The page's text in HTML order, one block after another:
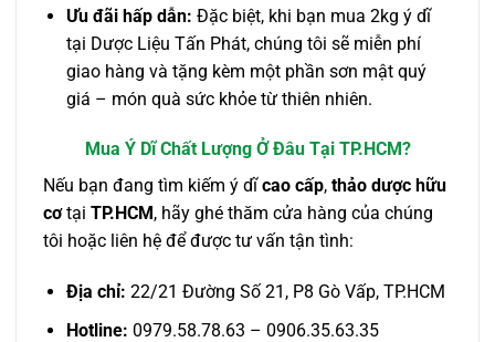
Ưu đãi hấp dẫn: Đặc biệt, khi bạn mua 2kg ý dĩ
tại Dược Liệu Tấn Phát, chúng tôi sẽ miễn phí
giao hàng và tặng kèm một phần sơn mật quý
giá – món quà sức khỏe từ thiên nhiên.
Mua Ý Dĩ Chất Lượng Ở Đâu Tại TP.HCM?
Nếu bạn đang tìm kiếm ý dĩcao cấp, thảo dược hữu
cơtại TP.HCM , hãy ghé thăm cửa hàng của chúng
tôi hoặc liên hệ để được tư vấn tận tình:
Địa chỉ: 22/21 Đường Số 21, P8 Gò Vấp, TP.HCM
Hotline: 0979.58.78.63 – 0906.35.63.35